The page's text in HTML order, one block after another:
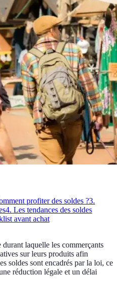
profiter des soldes ?3.
4. Les tendances des soldes
avant achat
laquelle les commerçants
sur leurs produits afin
soldes sont encadrés par la loi, ce
réduction légale et un délai